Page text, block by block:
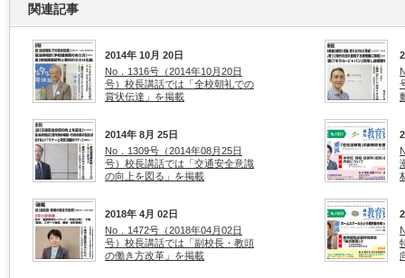
関連記事
2014年 10月 20日
No．1316号（2014年10月20日
号）校長講話では「全校朝礼での
賞状伝達」を掲載
2014年 8月 25日
No．1309号（2014年08月25日
号）校長講話では「交通安全意識
の向上を図る」を掲載
2018年 4月 02日
No．1472号（2018年04月02日
号）校長講話では「副校長・教頭
の働き方改革」を掲載